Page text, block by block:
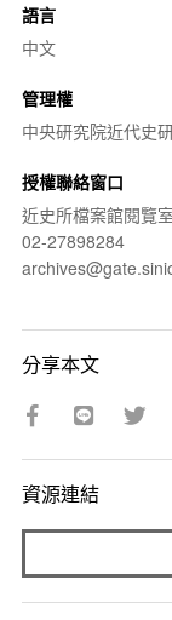
語言
中文
管理權
中央研究院近代史
授權聯絡窗口
近史所檔案館閱覽室
02-27898284
分享本文
資源連結